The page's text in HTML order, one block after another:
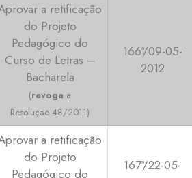
a retificação
do Projeto
Pedagógico do
Curso de Letras –
Bacharela
(revoga a
Resolução 48/2011)
166ª/09-05-
2012
a retificação
do Projeto
Pedagógico do
167ª/22-05-